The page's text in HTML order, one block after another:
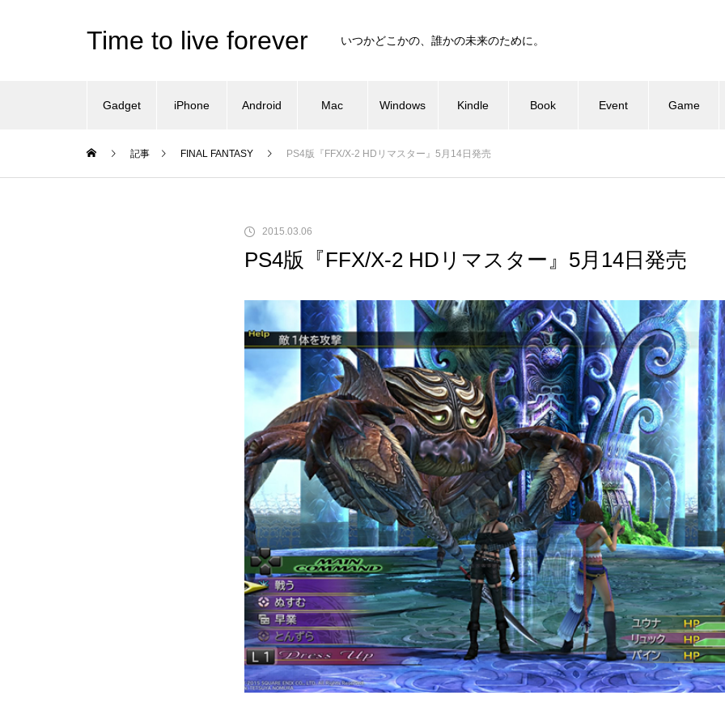
Time to live forever いつかどこかの、誰かの未来のために。
Gadget iPhone Android Mac Windows Kindle Book Event Game
記事 FINAL FANTASY PS4版『FFX/X-2 HDリマスター』5月14日発売
2015.03.06
PS4版『FFX/X-2 HDリマスター』5月14日発売